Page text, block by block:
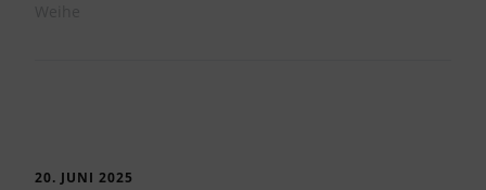
20. JUNI 2025